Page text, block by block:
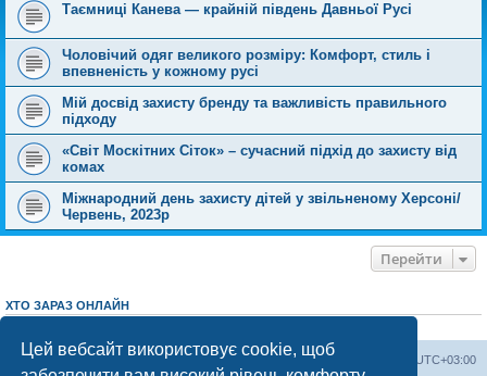
Цей вебсайт використовує cookie, щоб
Таємниці Канева — крайній південь Давньої Русі
Чоловічий одяг великого розміру: Комфорт, стиль і
впевненість у кожному русі
Мій досвід захисту бренду та важливість правильного
підходу
«Світ Москітних Сіток» – сучасний підхід до захисту від
комах
Міжнародний день захисту дітей у звільненому Херсоні/
Червень, 2023р
Перейти
ХТО ЗАРАЗ ОНЛАЙН
Херсонський форум UTC+03:00
Команда